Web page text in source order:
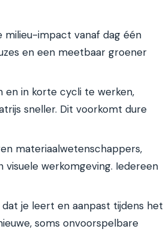
milieu-impact vanaf dag één
en een meetbaar groener
en in korte cycli te werken,
sneller. Dit voorkomt dure
materiaalwetenschappers,
werkomgeving. Iedereen
je leert en aanpast tijdens het
soms onvoorspelbare